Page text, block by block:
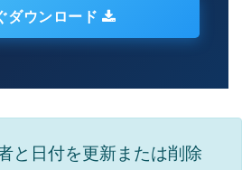
ダウンロード
と日付を更新または削除